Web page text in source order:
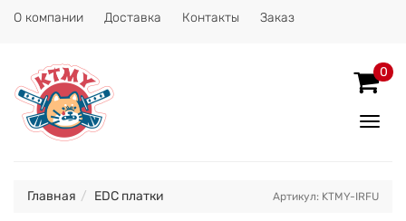
О компании Доставка Контакты Заказ
0
Главная EDC платки Артикул: KTMY-IRFU